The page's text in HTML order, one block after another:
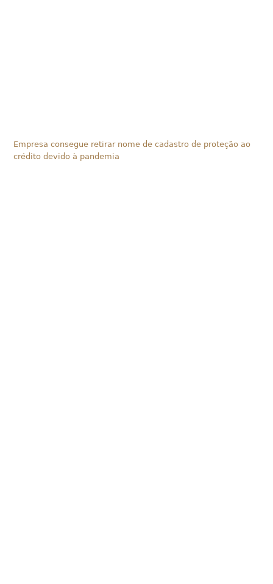
Empresa consegue retirar nome de cadastro de proteção ao
crédito devido à pandemia